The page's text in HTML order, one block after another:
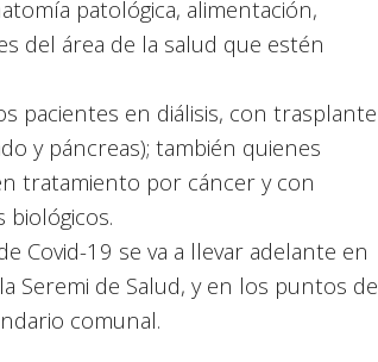
patológica, alimentación,
del área de la salud que estén
pacientes en diálisis, con trasplante
y páncreas); también quienes
tratamiento por cáncer y con
Covid-19 se va a llevar adelante en
Seremi de Salud, y en los puntos de
comunal.